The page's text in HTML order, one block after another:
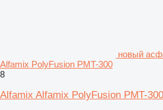
новый
Alfamix PolyFusion PMT-300
8
Alfamix Alfamix PolyFusion PMT-300